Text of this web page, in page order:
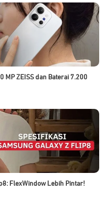
MP ZEISS dan Baterai 7.200
FlexWindow Lebih Pintar!